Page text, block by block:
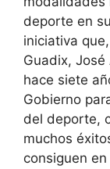
deporte en
iniciativa
Guadix,
hace siete
Gobierno
del deporte,
muchos
consiguen